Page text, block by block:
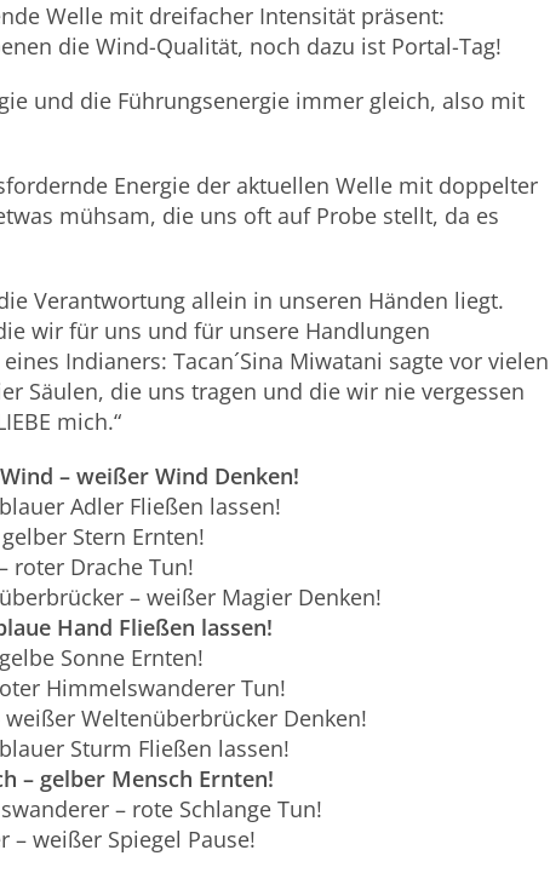
Welle mit dreifacher Intensität präsent:
die Wind-Qualität, noch dazu ist Portal-Tag!
und die Führungsenergie immer gleich, also mit
Energie der aktuellen Welle mit doppelter
mühsam, die uns oft auf Probe stellt, da es
Verantwortung allein in unseren Händen liegt.
wir für uns und für unsere Handlungen
Indianers: Tacan´Sina Miwatani sagte vor vielen
Säulen, die uns tragen und die wir nie vergessen
mich.“
– weißer Wind Denken!
Adler Fließen lassen!
Stern Ernten!
roter Drache Tun!
– weißer Magier Denken!
Hand Fließen lassen!
Sonne Ernten!
Himmelswanderer Tun!
Weltenüberbrücker Denken!
Sturm Fließen lassen!
– gelber Mensch Ernten!
– rote Schlange Tun!
– weißer Spiegel Pause!